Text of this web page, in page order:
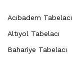
Acıbadem Tabelacı
Altıyol Tabelacı
Bahariye Tabelacı